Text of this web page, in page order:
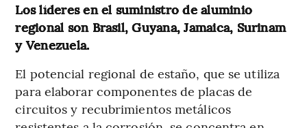
Los líderes en el suministro de aluminio
regional son Brasil, Guyana, Jamaica, Surinam
y Venezuela.
El potencial regional de estaño, que se utiliza
para elaborar componentes de placas de
circuitos y recubrimientos metálicos